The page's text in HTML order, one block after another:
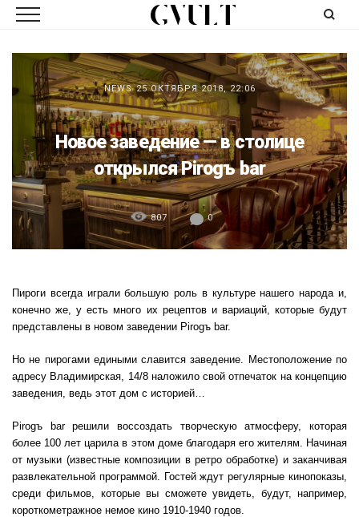
NEWS 25 ОКТЯБРЯ 2018, 22:06
Новое заведение — в столице
открылся Pirogъ bar
807 0
Пироги всегда играли большую роль в культуре нашего народа и,
конечно же, у есть много их рецептов и вариаций, которые будут
представлены в новом заведении Pirogъ bar.
Но не пирогами едиными славится заведение. Местоположение по
адресу Владимирская, 14/8 наложило свой отпечаток на концепцию
заведения, ведь этот дом с историей…
Pirogъ bar решили воссоздать творческую атмосферу, которая
более 100 лет царила в этом доме благодаря его жителям. Начиная
от музыки (известные композиции в ретро обработке) и заканчивая
развлекательной программой. Гостей ждут регулярные кинопоказы,
среди фильмов, которые вы сможете увидеть, будут, например,
короткометражное немое кино 1910-1940 годов.